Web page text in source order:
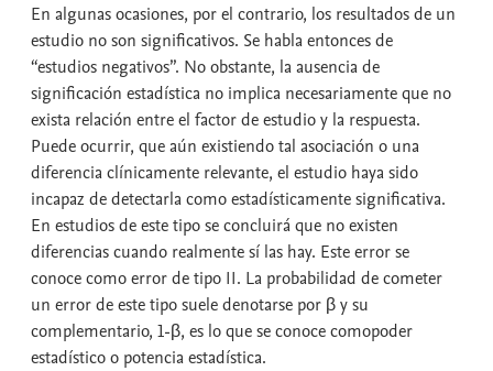
En algunas ocasiones, por el contrario, los resultados de un
estudio no son significativos. Se habla entonces de
“estudios negativos”. No obstante, la ausencia de
significación estadística no implica necesariamente que no
exista relación entre el factor de estudio y la respuesta.
Puede ocurrir, que aún existiendo tal asociación o una
diferencia clínicamente relevante, el estudio haya sido
incapaz de detectarla como estadísticamente significativa.
En estudios de este tipo se concluirá que no existen
diferencias cuando realmente sí las hay. Este error se
conoce comoerror de tipo II. La probabilidad de cometer
un error de este tipo suele denotarse por β y su
complementario, 1-β, es lo que se conoce comopoder
estadísticoo potencia estadística.